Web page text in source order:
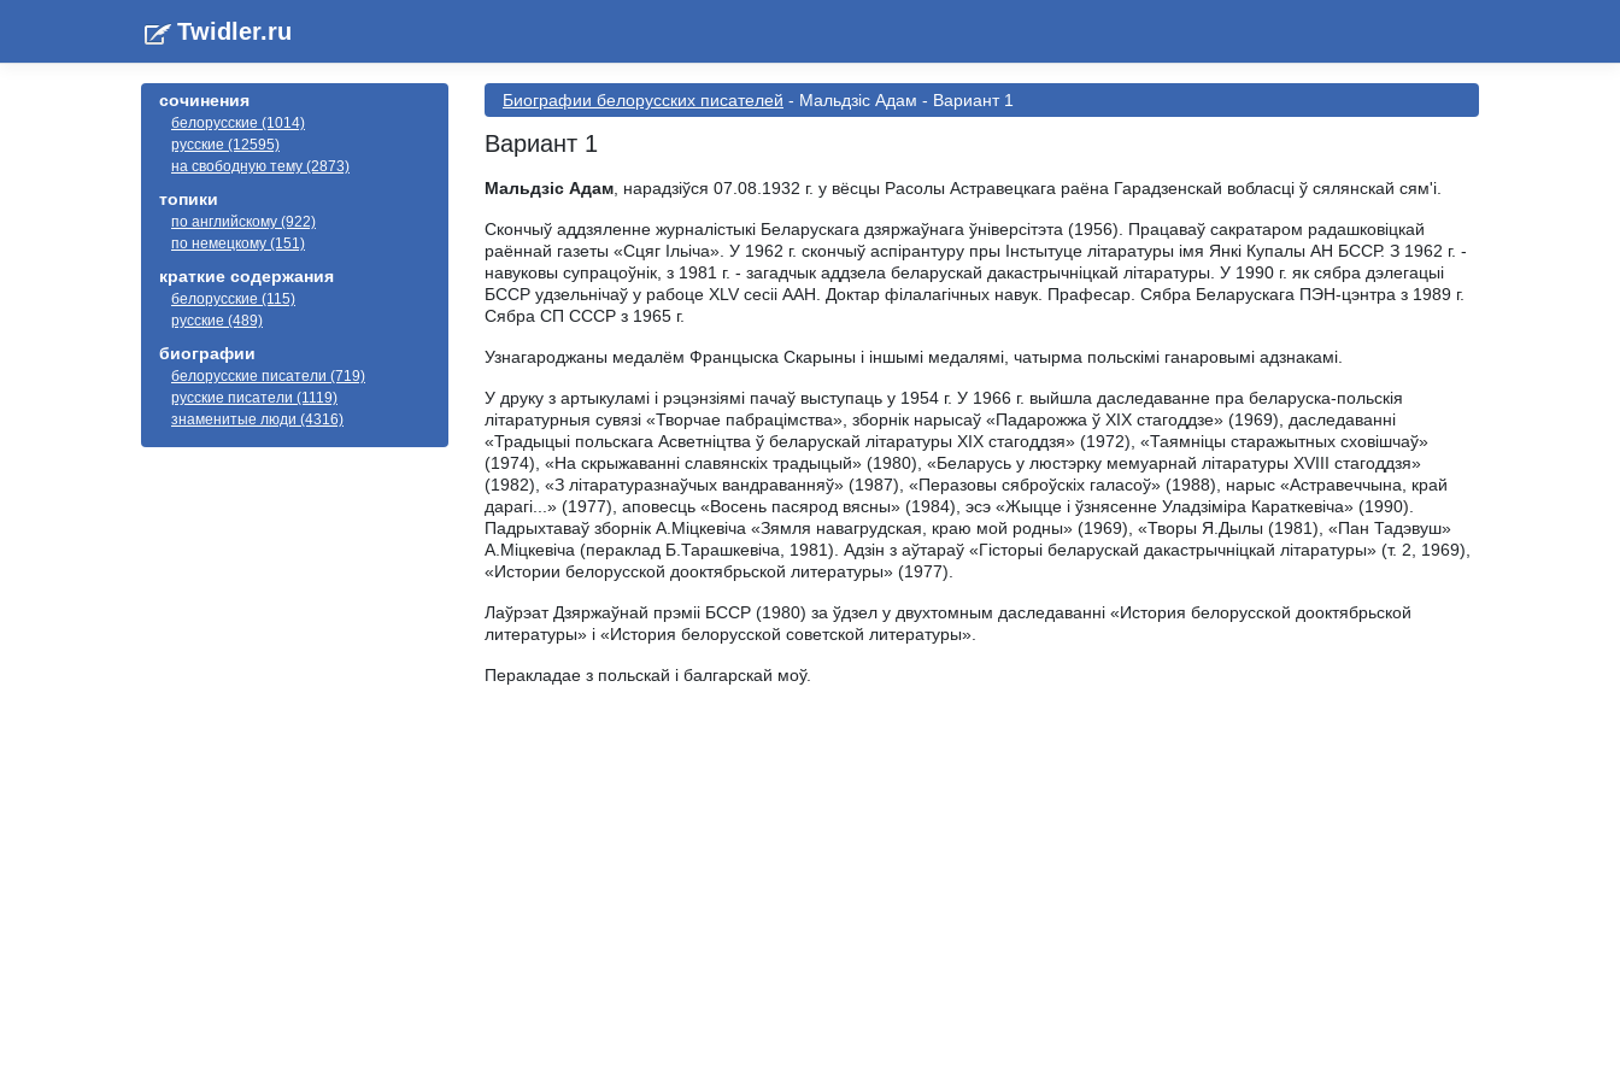
Twidler.ru
сочинения
белорусские (1014)
русские (12595)
на свободную тему (2873)
топики
по английскому (922)
по немецкому (151)
краткие содержания
белорусские (115)
русские (489)
биографии
белорусские писатели (719)
русские писатели (1119)
знаменитые люди (4316)
Биографии белорусскиx писателей - Мальдзіс Адам - Вариант 1
Вариант 1
Мальдзіс Адам , нарадзіўся 07.08.1932 г. у вёсцы Расолы Астравецкага раёна Гарадзенскай вобласці ў сялянскай сям'і.
Скончыў аддзяленне журналістыкі Беларускага дзяржаўнага ўніверсітэта (1956). Працаваў сакратаром радашковіцкай
раённай газеты «Сцяг Ільіча». У 1962 г. скончыў аспірантуру пры Інстытуце літаратуры імя Янкі Купалы АН БССР. З 1962 г. -
навуковы супрацоўнік, з 1981 г. - загадчык аддзела беларускай дакастрычніцкай літаратуры. У 1990 г. як сябра дэлегацыі
БССР удзельнічаў у рабоце ХLV сесіі ААН. Доктар філалагічных навук. Прафесар. Сябра Беларускага ПЭН-цэнтра з 1989 г.
Сябра СП СССР з 1965 г.
Узнагароджаны медалём Францыска Скарыны і іншымі медалямі, чатырма польскімі ганаровымі адзнакамі.
У друку з артыкуламі і рэцэнзіямі пачаў выступаць у 1954 г. У 1966 г. выйшла даследаванне пра беларуска-польскія
літаратурныя сувязі «Творчае пабрацімства», зборнік нарысаў «Падарожжа ў XIX стагоддзе» (1969), даследаванні
«Традыцыі польскага Асветніцтва ў беларускай літаратуры XIX стагоддзя» (1972), «Таямніцы старажытных сховішчаў»
(1974), «На скрыжаванні славянскіх традыцый» (1980), «Беларусь у люстэрку мемуарнай літаратуры XVIII стагоддзя»
(1982), «З літаратуразнаўчых вандраванняў» (1987), «Перазовы сяброўскіх галасоў» (1988), нарыс «Астравеччына, край
дарагі...» (1977), аповесць «Восень пасярод вясны» (1984), эсэ «Жыцце і ўзнясенне Уладзіміра Караткевіча» (1990).
Падрыхтаваў зборнік А.Міцкевіча «Зямля навагрудская, краю мой родны» (1969), «Творы Я.Дылы (1981), «Пан Тадэвуш»
А.Міцкевіча (пераклад Б.Тарашкевіча, 1981). Адзін з аўтараў «Гісторыі беларускай дакастрычніцкай літаратуры» (т. 2, 1969),
«Истории белорусской дооктябрьской литературы» (1977).
Лаўрэат Дзяржаўнай прэміі БССР (1980) за ўдзел у двухтомным даследаванні «История белорусской дооктябрьской
литературы» і «История белорусской советской литературы».
Перакладае з польскай і балгарскай моў.